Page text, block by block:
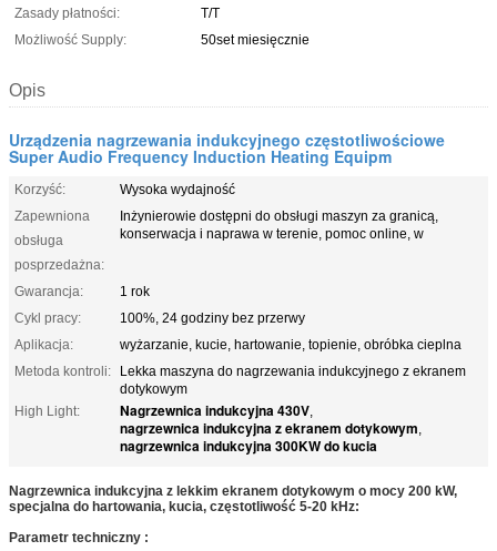
Zasady płatności:
T/T
Możliwość Supply:
50set miesięcznie
Opis
Urządzenia nagrzewania indukcyjnego częstotliwościowe
Super Audio Frequency Induction Heating Equipm
Korzyść:
Wysoka wydajność
Zapewniona
obsługa
posprzedażna:
Inżynierowie dostępni do obsługi maszyn za granicą,
konserwacja i naprawa w terenie, pomoc online, w
Gwarancja:
1 rok
Cykl pracy:
100%, 24 godziny bez przerwy
Aplikacja:
wyżarzanie, kucie, hartowanie, topienie, obróbka cieplna
Metoda kontroli:
Lekka maszyna do nagrzewania indukcyjnego z ekranem
dotykowym
High Light:
Nagrzewnica indukcyjna 430V,
nagrzewnica indukcyjna z ekranem dotykowym,
nagrzewnica indukcyjna 300KW do kucia
Nagrzewnica indukcyjna z lekkim ekranem dotykowym o mocy 200 kW,
specjalna do hartowania, kucia, częstotliwość 5-20 kHz:
Parametr techniczny :